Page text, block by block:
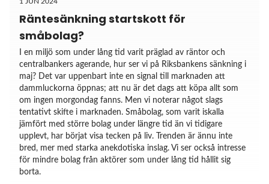
Räntesänkning startskott för
småbolag?
I en miljö som under lång tid varit präglad av räntor och
centralbankers agerande, hur ser vi på Riksbankens sänkning i
maj? Det var uppenbart inte en signal till marknaden att
dammluckorna öppnas; att nu är det dags att köpa allt som
om ingen morgondag fanns. Men vi noterar något slags
tentativt skifte i marknaden. Småbolag, som varit iskalla
jämfört med större bolag under längre tid än vi tidigare
upplevt, har börjat visa tecken på liv. Trenden är ännu inte
bred, mer med starka anekdotiska inslag. Vi ser också intresse
för mindre bolag från aktörer som under lång tid hållit sig
borta.